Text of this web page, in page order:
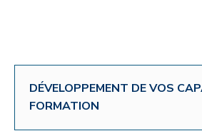
DÉVELOPPEMENT DE VOS
FORMATION